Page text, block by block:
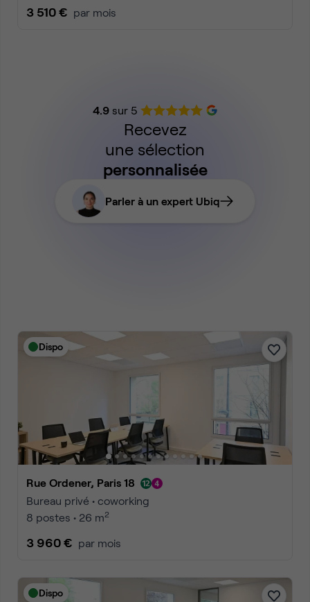
3 510 € par mois
4.9sur 5
Recevez
une sélection
personnalisée
Parler à un expert Ubiq
Dispo
Rue Ordener, Paris 18
Bureau privé • coworking
8 postes • 26 m2
3 960 € par mois
Dispo